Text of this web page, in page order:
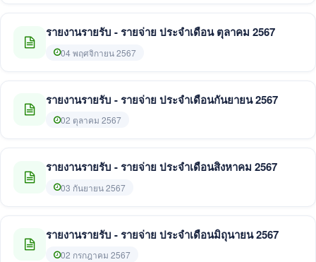
รายงานรายรับ - รายจ่าย ประจำเดือน ตุลาคม 2567
04 พฤศจิกายน 2567
รายงานรายรับ - รายจ่าย ประจำเดือนกันยายน 2567
02 ตุลาคม 2567
รายงานรายรับ - รายจ่าย ประจำเดือนสิงหาคม 2567
03 กันยายน 2567
รายงานรายรับ - รายจ่าย ประจำเดือนมิถุนายน 2567
02 กรกฎาคม 2567